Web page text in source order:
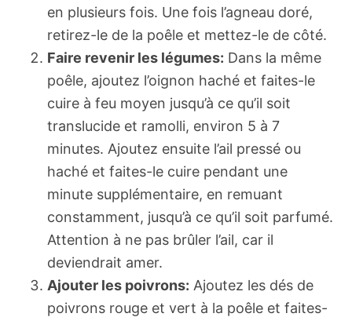
en plusieurs fois. Une fois l’agneau doré,
retirez-le de la poêle et mettez-le de côté.
Faire revenir les légumes: Dans la même
poêle, ajoutez l’oignon haché et faites-le
cuire à feu moyen jusqu’à ce qu’il soit
translucide et ramolli, environ 5 à 7
minutes. Ajoutez ensuite l’ail pressé ou
haché et faites-le cuire pendant une
minute supplémentaire, en remuant
constamment, jusqu’à ce qu’il soit parfumé.
Attention à ne pas brûler l’ail, car il
deviendrait amer.
Ajouter les poivrons: Ajoutez les dés de
poivrons rouge et vert à la poêle et faites-